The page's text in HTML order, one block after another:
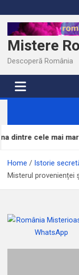
to
content
Mistere
Descoperă România
mari construcții
Home
Istorie
Misterul provenienței